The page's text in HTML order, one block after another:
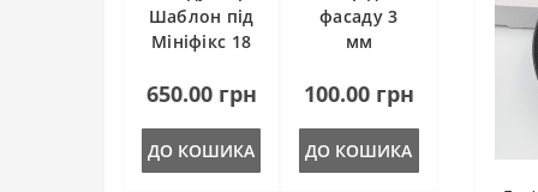
Шліфувальні матеріали
Ексцентрикові
Rubin 2 125 mm
Rubin 2 80X133
Шліфувальна губка
Шаблон під
Мініфікс 18
650.00 грн
ДО КОШИКА
фасаду 3
мм
100.00 грн
ДО КОШИКА